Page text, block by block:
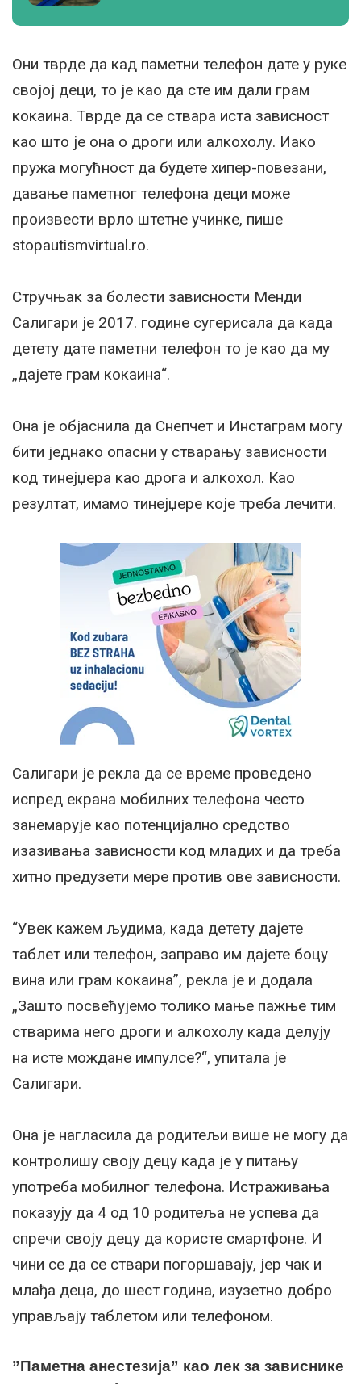
Они тврде да кад паметни телефон дате у руке
својој деци, то је као да сте им дали грам
кокаина. Тврде да се ствара иста зависност
као што је она о дроги или алкохолу. Иако
пружа могућност да будете хипер-повезани,
давање паметног телефона деци може
произвести врло штетне учинке, пише
stopautismvirtual.ro.
Стручњак за болести зависности Менди
Салигари је 2017. године сугерисала да када
детету дате паметни телефон то је као да му
„дајете грам кокаина“.
Она је објаснила да Снепчет и Инстаграм могу
бити једнако опасни у стварању зависности
код тинејџера као дрога и алкохол. Као
резултат, имамо тинејџере које треба лечити.
Салигари је рекла да се време проведено
испред екрана мобилних телефона често
занемарује као потенцијално средство
изазивања зависности код младих и да треба
хитно предузети мере против ове зависности.
“Увек кажем људима, када детету дајете
таблет или телефон, заправо им дајете боцу
вина или грам кокаина”, рекла је и додала
„Зашто посвећујемо толико мање пажње тим
стварима него дроги и алкохолу када делују
на исте мождане импулсе?“, упитала је
Салигари.
Она је нагласила да родитељи више не могу да
контролишу своју децу када је у питању
употреба мобилног телефона. Истраживања
показују да 4 од 10 родитеља не успева да
спречи своју децу да користе смартфоне. И
чини се да се ствари погоршавају, јер чак и
млађа деца, до шест година, изузетно добро
управљају таблетом или телефоном.
”Паметна анестезија” као лек за зависнике